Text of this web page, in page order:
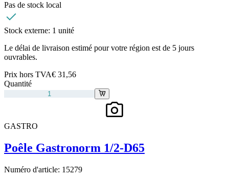
Pas de stock local
Stock externe: 1 unité
Le délai de livraison estimé pour votre région est de 5 jours
ouvrables.
Prix hors TVA€ 31,56
Quantité
GASTRO
Poêle Gastronorm 1/2-D65
Numéro d'article: 15279